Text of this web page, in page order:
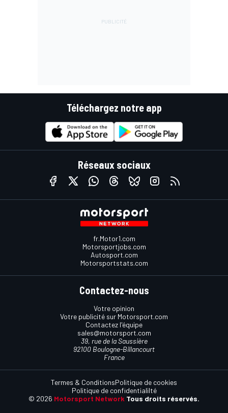
Téléchargez notre app
Réseaux sociaux
fr.Motor1.com
Motorsportjobs.com
Autosport.com
Motorsportstats.com
Contactez-nous
Votre opinion
Votre publicité sur Motorsport.com
Contactez l'équipe
sales@motorsport.com
39, rue de la Saussière
92100 Boulogne-Billancourt
France
© 2026 Motorsport Network Tous droits réservés.
Termes & ConditionsPolitique de cookies
Politique de confidentialilté